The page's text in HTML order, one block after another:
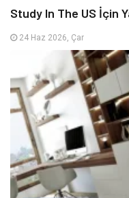
Study In The US İçin
24 Haz 2026, Çar